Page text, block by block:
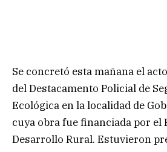
Se concretó esta mañana el
del Destacamento Policial de
Ecológica en la localidad de
cuya obra fue financiada por el
Desarrollo Rural. Estuvieron